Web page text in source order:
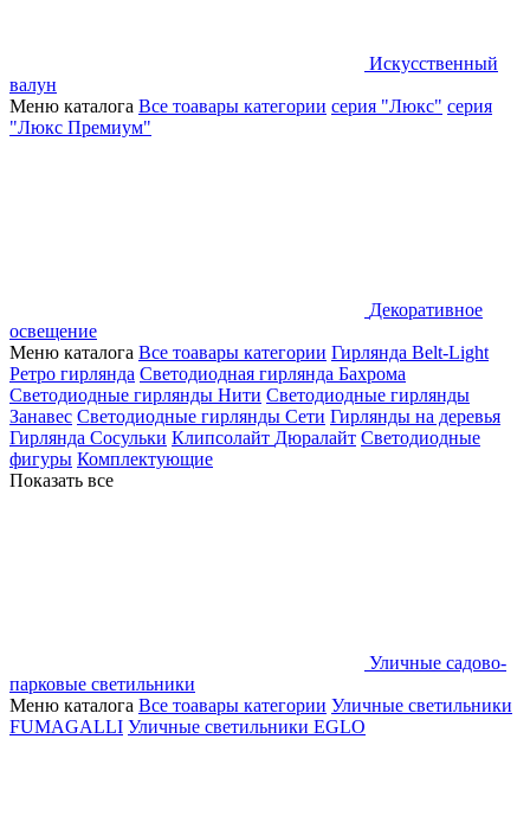
Искусственный
валун
Меню каталога Все тоавары категории серия "Люкс" серия
"Люкс Премиум"
Декоративное
освещение
Меню каталога Все тоавары категории Гирлянда Belt-Light
Ретро гирлянда Светодиодная гирлянда Бахрома
Светодиодные гирлянды Нити Светодиодные гирлянды
Занавес Светодиодные гирлянды Сети Гирлянды на деревья
Гирлянда Сосульки Клипсолайт Дюралайт Светодиодные
фигуры Комплектующие
Показать все
Уличные садово-
парковые светильники
Меню каталога Все тоавары категории Уличные светильники
FUMAGALLI Уличные светильники EGLO